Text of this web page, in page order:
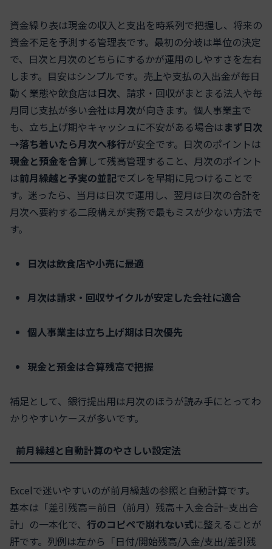
資金繰り表は現金の収入と支出を時系列で把握し、将来の
資金不足を予測する管理表です。最初の分岐は単位の決定
で、日次と月次のどちらにするかが運用のしやすさを左右
します。目安はシンプルです。売上や支払の入出金が毎日
動く業態や飲食店は日次、請求・回収がまとまる法人や毎
月同じ支払が多い会社は月次が向きます。個人事業主で
も、立ち上げ期やキャッシュに不安がある場合はまず日次
→落ち着いたら月次へ移行が安全です。日次のポイントは
現金と預金を合算して残高管理すること、月次のポイント
は前月繰越と予実の並記でズレを早期に見つけることで
す。迷ったら、当月は日次で運用し、翌月は日次の合計を
月次へ要約する二段構えが実務で最もミスが少ない方法で
す。
日次は飲食店や小売に最適
月次は請求・回収サイクルが安定した会社に適合
個人事業主は立ち上げ期は日次優先
現金と預金は合算残高で把握
補足として、銀行提出用は月次のほうが読み手にとってわ
かりやすいケースが多いです。
前月繰越と自動計算のやさしい設定法
Excelで迷いやすいのが前月繰越の参照と自動計算です。
基本は「差引残高＝前日（前月）残高＋入金合計−支出合
計」の一本化で、 行のコピペで崩れない式に整えることが
肝です。列例は左から「日付/開始残高/入金/支出/差引残